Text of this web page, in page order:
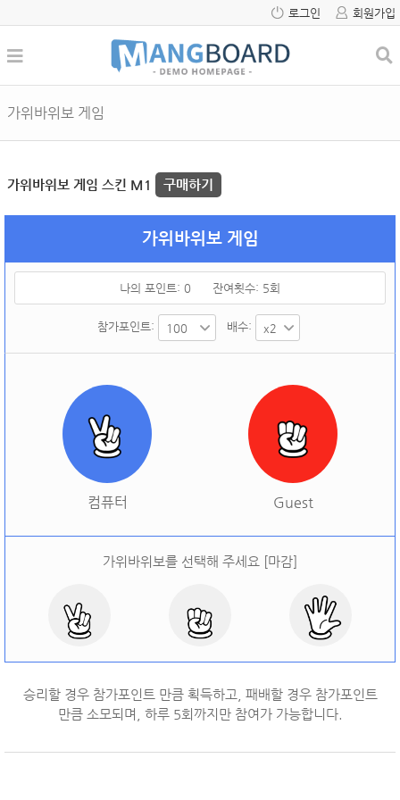
로그인 회원가입
가위바위보 게임
가위바위보 게임 스킨 M1 구매하기
가위바위보 게임
나의 포인트: 0 잔여횟수: 5회
참가포인트: 배수:
컴퓨터 Guest
가위바위보를 선택해 주세요 [마감]
오늘 승률: 오늘 결과: ]
승리할 경우 참가포인트 만큼 획득하고, 패배할 경우 참가포인트
만큼 소모되며, 하루 5회까지만 참여가 가능합니다.